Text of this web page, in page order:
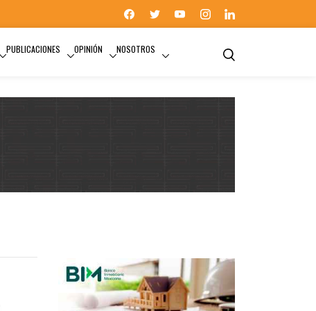
PUBLICACIONES OPINIÓN NOSOTROS